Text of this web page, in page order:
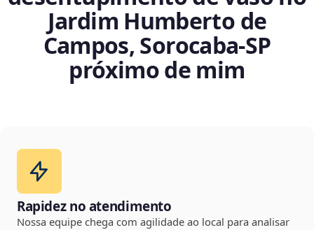
Jardim Humberto de
Campos, Sorocaba‑SP
próximo de mim
Rapidez no atendimento
Nossa equipe chega com agilidade ao local para analisar